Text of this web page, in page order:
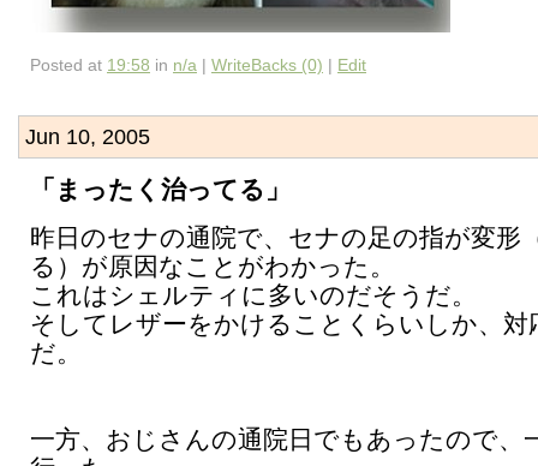
Posted at 19:58 in n/a | WriteBacks (0) | Edit
Jun 10, 2005
「まったく治ってる」
昨日のセナの通院で、セナの足の指が変形
る）が原因なことがわかった。
これはシェルティに多いのだそうだ。
そしてレザーをかけることくらいしか、対
だ。
一方、おじさんの通院日でもあったので、